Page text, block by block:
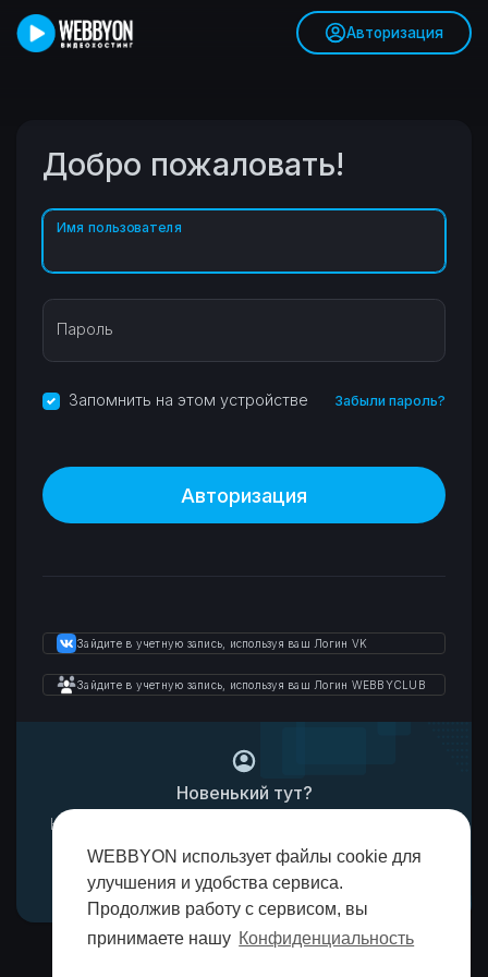
WEBBYON использует файлы cookie для
улучшения и удобства сервиса.
Продолжив работу с сервисом, вы
принимаете нашу Конфиденциальность
Авторизация
Добро пожаловать!
Имя пользователя
Пароль
Запомнить на этом устройстве Забыли пароль?
Зайдите в учетную запись, используя ваш Логин VK
Зайдите в учетную запись, используя ваш Логин WEBBYCLUB
Новенький тут?
Начать просмотр новых функций. Давайте начнем!
Зарегистрироваться!